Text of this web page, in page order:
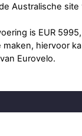
Australische site
is EUR
hiervoor
Eurovelo.